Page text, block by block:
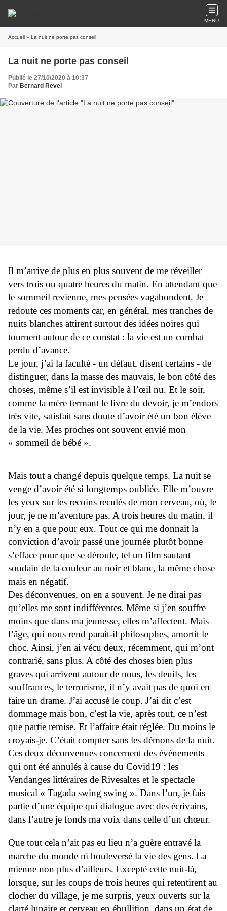
MENU
Accueil » La nuit ne porte pas conseil
La nuit ne porte pas conseil
Publié le 27/10/2020 à 10:37
Par Bernard Revel
Il m’arrive de plus en plus souvent de me réveiller
vers trois ou quatre heures du matin. En attendant que
le sommeil revienne, mes pensées vagabondent. Je
redoute ces moments car, en général, mes tranches de
nuits blanches attirent surtout des idées noires qui
tournent autour de ce constat : la vie est un combat
perdu d’avance.
Le jour, j’ai la faculté - un défaut, disent certains - de
distinguer, dans la masse des mauvais, le bon côté des
choses, même s’il est invisible à l’œil nu. Et le soir,
comme la mère fermant le livre du devoir, je m’endors
très vite, satisfait sans doute d’avoir été un bon élève
de la vie. Mes proches ont souvent envié mon
« sommeil de bébé ».
Mais tout a changé depuis quelque temps. La nuit se
venge d’avoir été si longtemps oubliée. Elle m’ouvre
les yeux sur les recoins reculés de mon cerveau, où, le
jour, je ne m’aventure pas. A trois heures du matin, il
n’y en a que pour eux. Tout ce qui me donnait la
conviction d’avoir passé une journée plutôt bonne
s’efface pour que se déroule, tel un film sautant
soudain de la couleur au noir et blanc, la même chose
mais en négatif.
Des déconvenues, on en a souvent. Je ne dirai pas
qu’elles me sont indifférentes. Même si j’en souffre
moins que dans ma jeunesse, elles m’affectent. Mais
l’âge, qui nous rend parait-il philosophes, amortit le
choc. Ainsi, j’en ai vécu deux, récemment, qui m’ont
contrarié, sans plus. A côté des choses bien plus
graves qui arrivent autour de nous, les deuils, les
souffrances, le terrorisme, il n’y avait pas de quoi en
faire un drame. J’ai accusé le coup. J’ai dit c’est
dommage mais bon, c’est la vie, après tout, ce n’est
que partie remise. Et l’affaire était réglée. Du moins le
croyais-je. C’était compter sans les démons de la nuit.
Ces deux déconvenues concernent des événements
qui ont été annulés à cause du Covid19 : les
Vendanges littéraires de Rivesaltes et le spectacle
musical « Tagada swing swing ». Dans l’un, je fais
partie d’une équipe qui dialogue avec des écrivains,
dans l’autre je fonds ma voix dans celle d’un chœur.
Que tout cela n’ait pas eu lieu n’a guère entravé la
marche du monde ni bouleversé la vie des gens. La
mienne non plus d’ailleurs. Excepté cette nuit-là,
lorsque, sur les coups de trois heures qui retentirent au
clocher du village, je me surpris, yeux ouverts sur la
clarté lunaire et cerveau en ébullition, dans un état de